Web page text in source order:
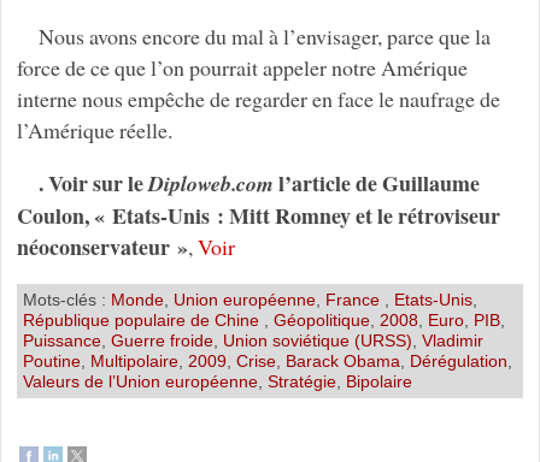
Nous avons encore du mal à l’envisager, parce que la
force de ce que l’on pourrait appeler notre Amérique
interne nous empêche de regarder en face le naufrage de
l’Amérique réelle.
. Voir sur leDiploweb.com l’article de Guillaume
Coulon, « Etats-Unis : Mitt Romney et le rétroviseur
néoconservateur »,Voir
Mots-clés : Monde, Union européenne, France Etats-Unis,
République populaire de Chine
Géopolitique, 2008 Euro, PIB,
Puissance, Guerre froide, Union soviétique (URSS) Vladimir
Poutine, Multipolaire, 2009, Crise, Barack Obama Dérégulation
Valeurs de l’Union européenne, Stratégie, Bipolaire